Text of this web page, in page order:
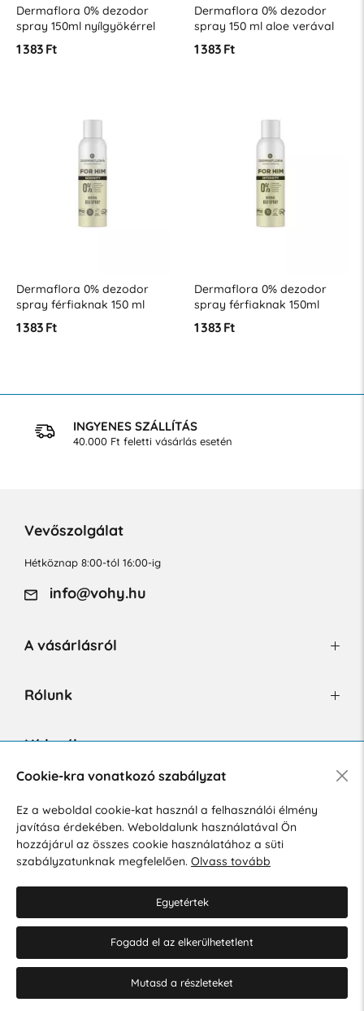
Dermaflora 0% dezodor
spray 150ml nyílgyökérrel
1 383 Ft
Dermaflora 0% dezodor
spray 150 ml aloe verával
1 383 Ft
Dermaflora 0% dezodor
spray férfiaknak 150 ml
Serenity
1 383 Ft
Dermaflora 0% dezodor
spray férfiaknak 150ml
Intensity
1 383 Ft
INGYENES SZÁLLÍTÁS
40.000 Ft feletti vásárlás esetén
Vevőszolgálat
Hétköznap 8:00-tól 16:00-ig
info@vohy.hu
A vásárlásról
Rólunk
Hírlevél
Hozzájárulok a személyes adatok marketing célú kezeléséhez.
Személyes adatok védelmére vonatkozó szabályzat.
Cookie-beállítások szerkesztése
Cookie-kra vonatkozó szabályzat
Ez a weboldal cookie-kat használ a felhasználói élmény
javítása érdekében. Weboldalunk használatával Ön
hozzájárul az összes cookie használatához a süti
szabályzatunknak megfelelően. Olvass tovább
Egyetértek
Fogadd el az elkerülhetetlent
Mutasd a részleteket